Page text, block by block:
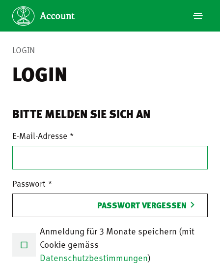
LOGIN
LOGIN
BITTE MELDEN SIE SICH AN
E-Mail-Adresse
Passwort
PASSWORT VERGESSEN
Anmeldung für 3 Monate speichern (mit
Cookie gemäss
Datenschutzbestimmungen)